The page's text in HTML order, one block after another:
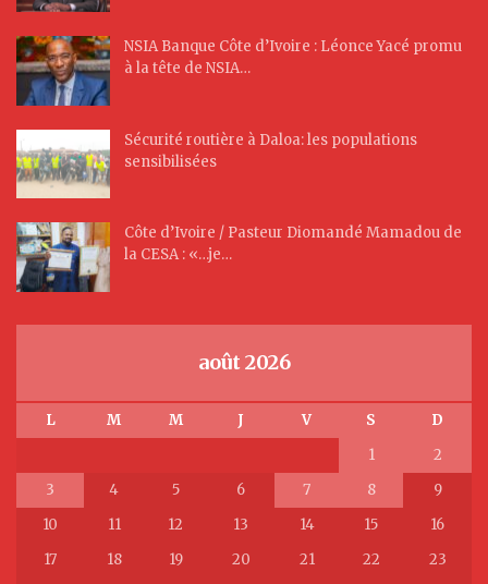
NSIA Banque Côte d’Ivoire : Léonce Yacé promu
à la tête de NSIA…
Sécurité routière à Daloa: les populations
sensibilisées
Côte d’Ivoire / Pasteur Diomandé Mamadou de
la CESA : «…je…
août 2026
L M M J V S
D
1
2
3
4 5 6 7 8
9
10
11 12 13 14 15
16
17
18 19 20 21 22 23